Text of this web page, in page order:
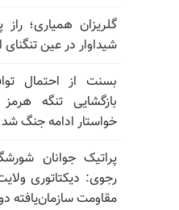
گلریزان همیاری؛
شیداوار در عین
بسنت از احتمال
بازگشایی تنگه
خواستار ادامه جنگ شد
پراتیک جوانان
رجوی: دیکتاتوری
مقاومت سازمان‌یافته